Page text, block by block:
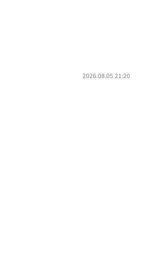
2026.08.05 21:20